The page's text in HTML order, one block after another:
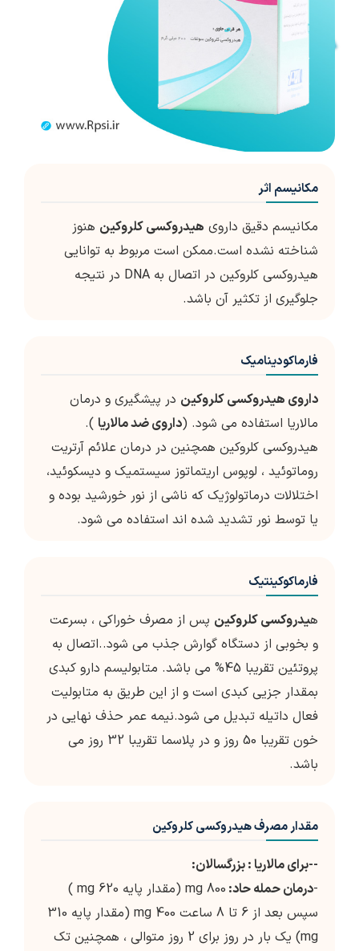
مکانیسم اثر
مکانیسم دقیق داروی هیدروکسی کلروکین هنوز
شناخته نشده است.ممکن است مربوط به توانایی
هیدروکسی کلروکین در اتصال به DNA در نتیجه
جلوگیری از تکثیر آن باشد.
فارماکودینامیک
داروی هیدروکسی کلروکین در پیشگیری و درمان
مالاریا استفاده می شود. (داروی ضد مالاریا ).
هیدروکسی کلروکین همچنین در درمان علائم آرتریت
روماتوئید ، لوپوس اریتماتوز سیستمیک و دیسکوئید،
اختلالات درماتولوژیک که ناشی از نور خورشید بوده و
یا توسط نور تشدید شده اند استفاده می شود.
فارماکوکینتیک
هیدروکسی کلروکین پس از مصرف خوراکی ، بسرعت
و بخوبی از دستگاه گوارش جذب می شود..اتصال به
پروتئین تقریبا 45% می باشد. متابولیسم دارو کبدی
بمقدار جزیی کبدی است و از این طریق به متابولیت
فعال داتیله تبدیل می شود.نیمه عمر حذف نهایی در
خون تقریبا 50 روز و در پلاسما تقریبا 32 روز می
باشد.
مقدار مصرف هیدروکسی کلروکین
--برای مالاریا : بزرگسالان:
-درمان حمله حاد:
800 mg (مقدار پایه 620 mg )
سپس بعد از 6 تا 8 ساعت 400 mg (مقدار پایه 310
mg) یک بار در روز برای 2 روز متوالی ، همچنین تک